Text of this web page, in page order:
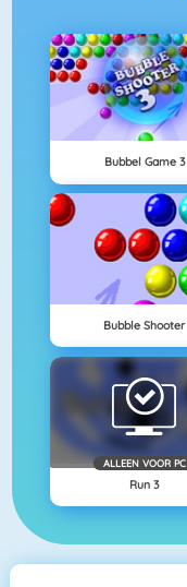
Bubbel Game 3
Bubble Shooter
ALLEEN VOOR PC
Run 3